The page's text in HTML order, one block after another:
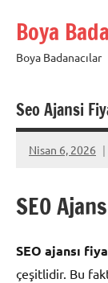
Boya
Boya Badanacılar
Seo Ajansi
Nisan 6, 2026
SEO
SEO ajansı
çeşitlidir. Bu